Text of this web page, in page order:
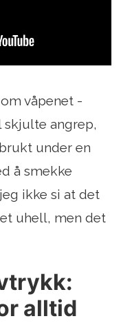
våpenet -
angrep,
under en
å smekke
ikke si at det
uhell, men det
alltid